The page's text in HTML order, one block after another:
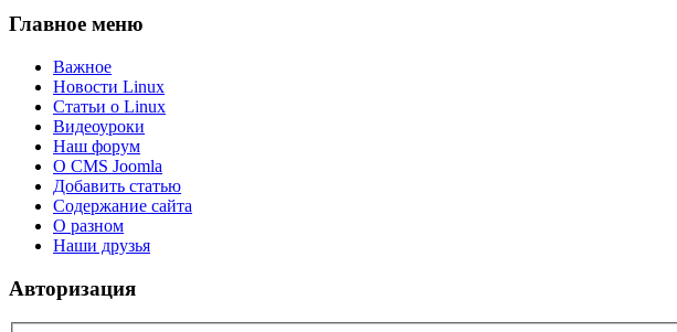
Главное меню
Важное
Новости Linux
Статьи о Linux
Видеоуроки
Наш форум
О CMS Joomla
Добавить статью
Содержание сайта
О разном
Наши друзья
Авторизация